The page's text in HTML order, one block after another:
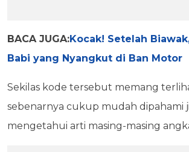
BACA JUGA:Kocak! Setelah
Babi yang Nyangkut di Ban Motor
Sekilas kode tersebut memang
sebenarnya cukup mudah dipahami
mengetahui arti masing-masing